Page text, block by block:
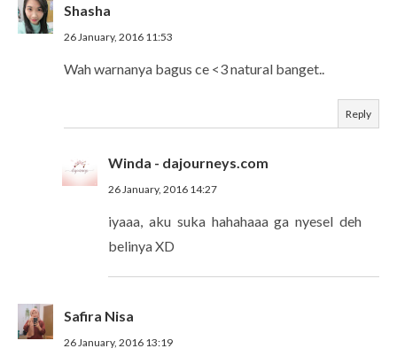
Shasha
26 January, 2016 11:53
Wah warnanya bagus ce <3 natural banget..
Reply
Winda - dajourneys.com
26 January, 2016 14:27
iyaaa, aku suka hahahaaa ga nyesel deh
belinya XD
Safira Nisa
26 January, 2016 13:19